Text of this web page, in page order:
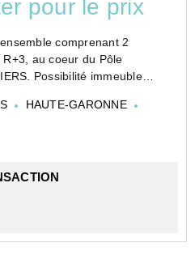
pour le prix
comprenant 2
au coeur du Pôle
Possibilité immeuble
Ciel" et la RN 124.
HAUTE-GARONNE